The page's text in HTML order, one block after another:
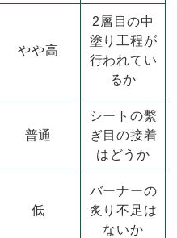
やや高
2層目の中
塗り工程が
行われてい
るか
普通
シートの繫
ぎ目の接着
はどうか
低
バーナーの
炙り不足は
ないか